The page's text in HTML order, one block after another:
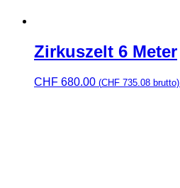
Zirkuszelt 6 Meter
CHF 680.00 (CHF 735.08 brutto)